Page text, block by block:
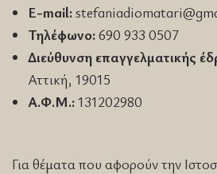
E-mail:
Τηλέφωνο:690 933 0507
Διεύθυνση επαγγελματικής
Αττική, 19015
Α.Φ.Μ.:131202980
Για θέματα που αφορούν την